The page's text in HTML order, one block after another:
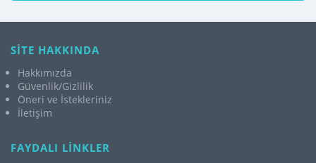
SİTE HAKKINDA
Hakkımızda
Güvenlik/Gizlilik
Öneri ve İstekleriniz
İletişim
FAYDALI LİNKLER